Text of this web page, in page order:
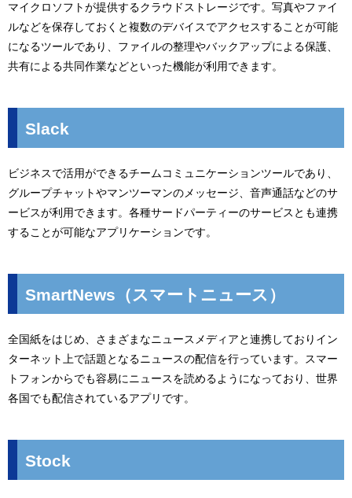
マイクロソフトが提供するクラウドストレージです。写真やファイ
ルなどを保存しておくと複数のデバイスでアクセスすることが可能
になるツールであり、ファイルの整理やバックアップによる保護、
共有による共同作業などといった機能が利用できます。
Slack
ビジネスで活用ができるチームコミュニケーションツールであり、
グループチャットやマンツーマンのメッセージ、音声通話などのサ
ービスが利用できます。各種サードパーティーのサービスとも連携
することが可能なアプリケーションです。
SmartNews（スマートニュース）
全国紙をはじめ、さまざまなニュースメディアと連携しておりイン
ターネット上で話題となるニュースの配信を行っています。スマー
トフォンからでも容易にニュースを読めるようになっており、世界
各国でも配信されているアプリです。
Stock